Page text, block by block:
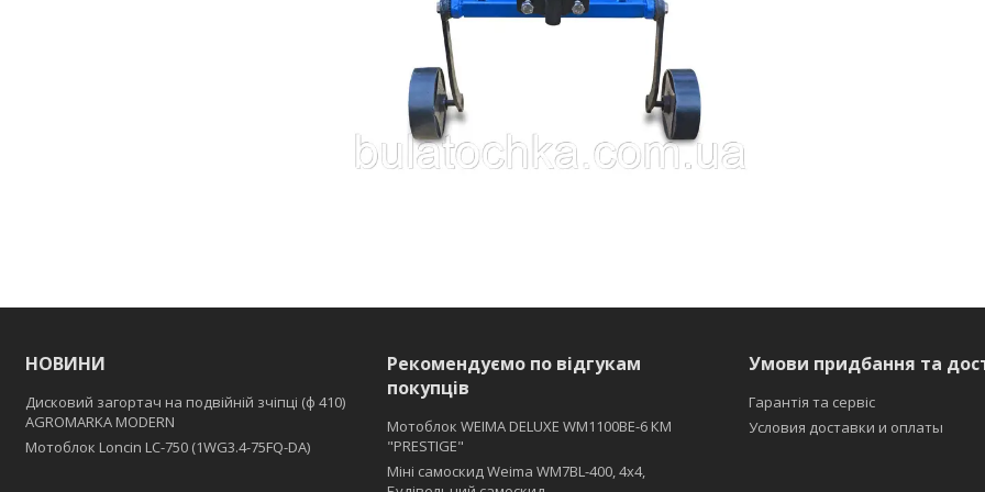
НОВИНИ
Дисковий загортач на подвійній зчіпці (ф 410)
АGROMARKA MODERN
Мотоблок Loncin LC-750 (1WG3.4-75FQ-DA)
Рекомендуємо по відгукам
покупців
Мотоблок WEIMA DELUXE WM1100BE-6 КМ
"PRESTIGE"
Міні самоскид Weima WM7BL-400, 4x4,
Умови придбання та
Гарантія та сервіс
Условия доставки и оплаты